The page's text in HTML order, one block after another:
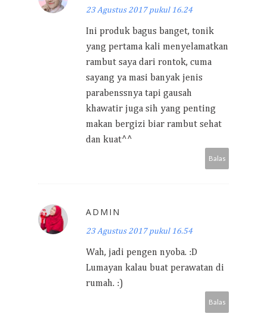
23 Agustus 2017 pukul 16.24
Ini produk bagus banget, tonik
yang pertama kali menyelamatkan
rambut saya dari rontok, cuma
sayang ya masi banyak jenis
parabenssnya tapi gausah
khawatir juga sih yang penting
makan bergizi biar rambut sehat
dan kuat^^
Balas
ADMIN
23 Agustus 2017 pukul 16.54
Wah, jadi pengen nyoba. :D
Lumayan kalau buat perawatan di
rumah. :)
Balas